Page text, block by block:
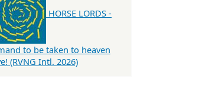
HORSE LORDS -
to be taken to heaven
(RVNG Intl. 2026)